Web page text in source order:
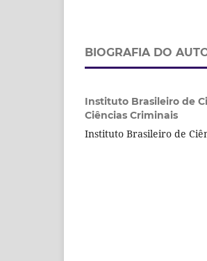
BIOGRAFIA DO
Instituto Brasileiro de
Ciências Criminais
Instituto Brasileiro de